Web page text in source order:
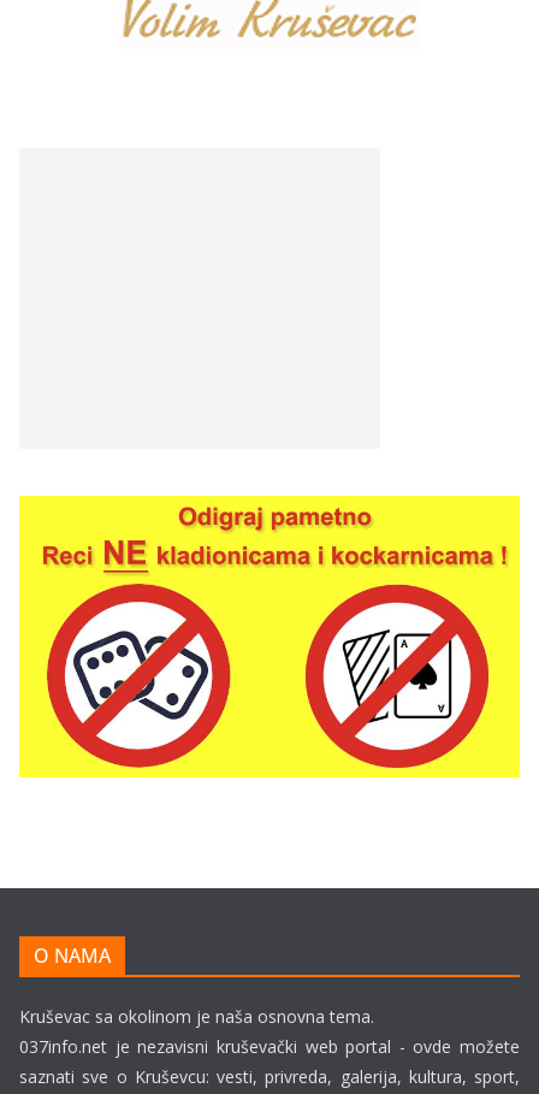
O NAMA
Kruševac sa okolinom je naša osnovna tema.
037info.net je nezavisni kruševački web portal - ovde možete
saznati sve o Kruševcu: vesti, privreda, galerija, kultura, sport,